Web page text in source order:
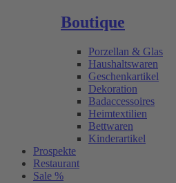
Boutique
Porzellan & Glas
Haushaltswaren
Geschenkartikel
Dekoration
Badaccessoires
Heimtextilien
Bettwaren
Kinderartikel
Prospekte
Restaurant
Sale %